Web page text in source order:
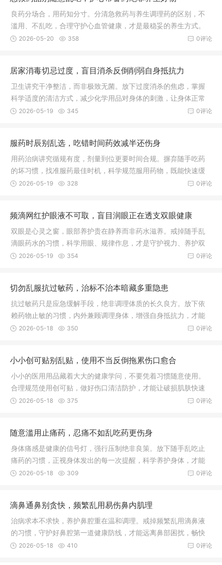
良药分场合，用药知分寸。分清急救药与养生调理药的区别，不
滥用、不乱吃，合理守护心血管健康，才是最稳妥的养生方式。
0评论
2026-05-20 358
居家消毒切忌过度，盲目消杀反倒削弱自身抵抗力
卫生讲究干净整洁，而非极致无菌。放下过度消杀的焦虑，掌握
科学适度的清洁方式，减少化学用品对身体的刺激，让身体正常
接触自然环境，慢慢养好自身免疫力，才是守护一家人平安健康
0评论
2026-05-19 345
服药时辰别乱选，吃错时间药效减半还伤身
用药治病讲究循规有度，剂量到位更要时间合规。摒弃随手吃药
的坏习惯，找准服药最佳时机，科学规范服用药物，既能快速缓
解身体病痛，又能最大程度减少药物对身体的伤害，早日恢复健
0评论
2026-05-19 328
频滴网红护眼液不可取，盲目润眼正在透支双眼健康
双眼是心灵之窗，眼部养护贵在静养而非药水滋养。戒掉随手乱
滴眼药水的习惯，科学用眼、规律作息，才是守护视力、养护双
眼最稳妥长久的方式。
0评论
2026-05-19 354
切勿乱服抗过敏药，治标不治本暗藏多重隐患
抗过敏药只是应急缓解手段，绝非调理体质的长久良方。放下依
赖药物止敏的习惯，内外兼顾调理身体，增强自身抵抗力，才能
从根本上减少过敏发作，安稳守护身体健康。
0评论
2026-05-18 350
小小创可贴别乱贴，使用不当反倒拖累伤口愈合
小小的医用用品藏着大大的健康学问，不要凭着习惯随意使用。
合理规范使用创可贴，做好伤口清洁防护，才能让破损肌肤快速
愈合，远离皮肤感染困扰。
0评论
2026-05-18 375
随意滥用止痛药，忍痛不如乱吃药更伤身
身体痛感是健康的信号灯，强行压制绝非良策。放下随手乱吃止
痛药的习惯，正视身体发出的每一次提醒，科学养护身体，才能
远离病痛折磨，守护身心长久安康。
0评论
2026-05-18 309
滴鼻通鼻别贪快，频繁乱用易伤鼻内肌理
治病求本不求快，养护鼻腔重在温和调理。戒掉频繁乱用滴鼻液
的习惯，守护好鼻腔第一道健康防线，才能远离鼻部困扰，畅快
呼吸。
0评论
2026-05-18 410